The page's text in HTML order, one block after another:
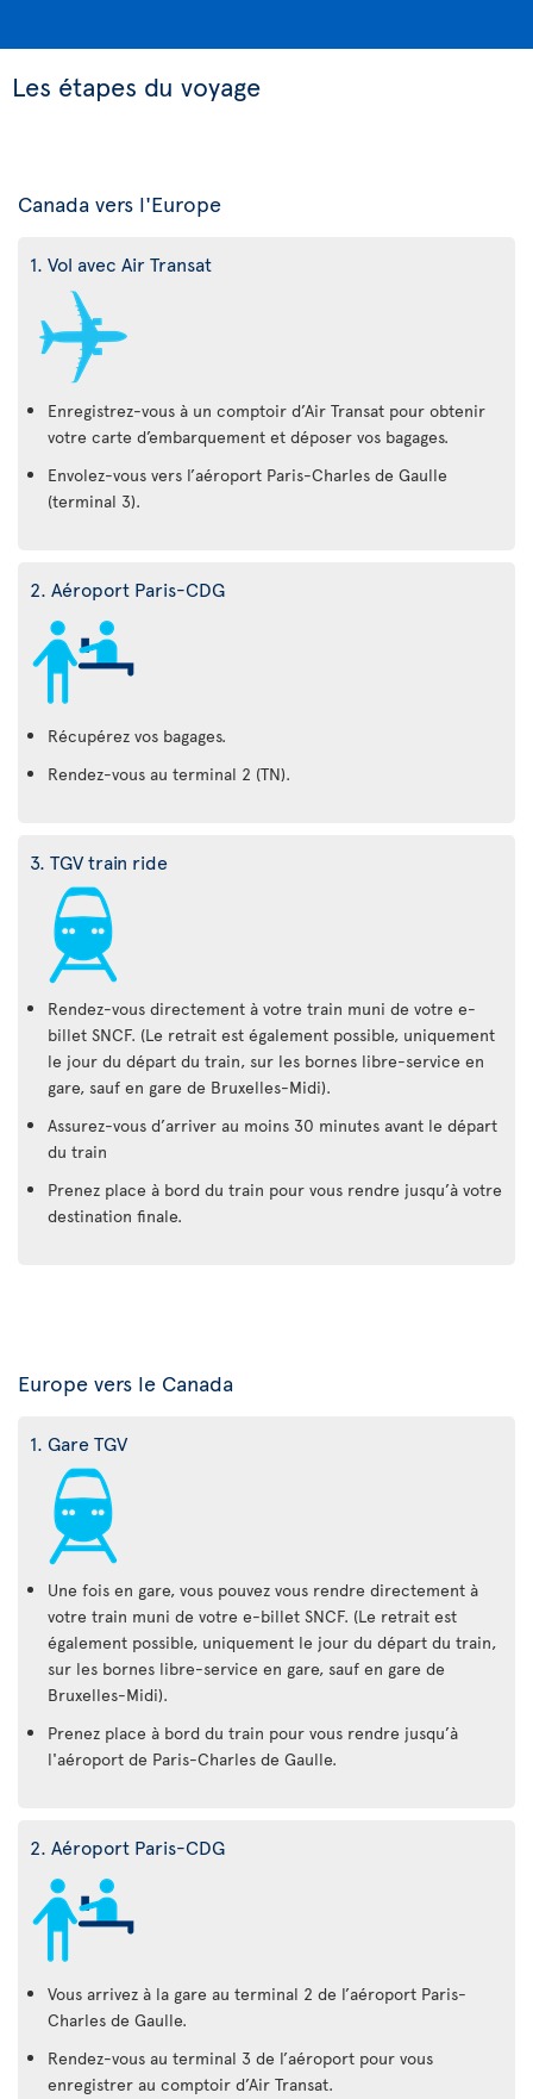
Les étapes du voyage
Canada vers l'Europe
1. Vol avec Air Transat
Enregistrez-vous à un comptoir d’Air Transat pour obtenir
votre carte d’embarquement et déposer vos bagages.
Envolez-vous vers l’aéroport Paris-Charles de Gaulle
(terminal 3).
2. Aéroport Paris-CDG
Récupérez vos bagages.
Rendez-vous au terminal 2 (TN).
3. TGV train ride
Rendez-vous directement à votre train muni de votre e-
billet SNCF. (Le retrait est également possible, uniquement
le jour du départ du train, sur les bornes libre-service en
gare, sauf en gare de Bruxelles-Midi).
Assurez-vous d’arriver au moins 30 minutes avant le départ
du train
Prenez place à bord du train pour vous rendre jusqu’à votre
destination finale.
Europe vers le Canada
1. Gare TGV
Une fois en gare, vous pouvez vous rendre directement à
votre train muni de votre e-billet SNCF. (Le retrait est
également possible, uniquement le jour du départ du train,
sur les bornes libre-service en gare, sauf en gare de
Bruxelles-Midi).
Prenez place à bord du train pour vous rendre jusqu’à
l'aéroport de Paris-Charles de Gaulle.
2. Aéroport Paris-CDG
Vous arrivez à la gare au terminal 2 de l’aéroport Paris-
Charles de Gaulle.
Rendez-vous au terminal 3 de l’aéroport pour vous
enregistrer au comptoir d’Air Transat.